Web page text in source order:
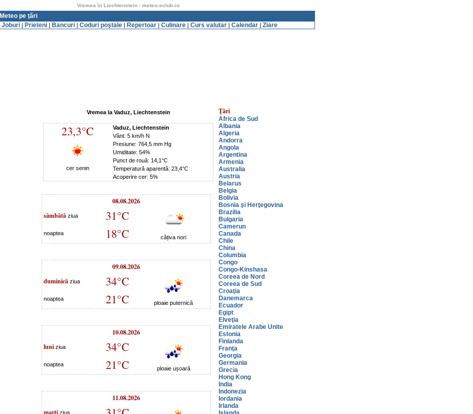
Vremea în Liechtenstein - meteo.eclub.ro
Meteo pe ţări
Joburi | Prieteni | Bancuri | Coduri poştale | Repertoar | Culinare | Curs valutar | Calendar | Ziare
Vremea la Vaduz, Liechtenstein
23,3°C
cer senin
Vaduz, Liechtenstein
Vânt: 5 km/h N
Presiune: 764,5 mm Hg
Umiditate: 54%
Punct de rouă: 14,1°C
Temperatură aparentă: 23,4°C
Acoperire cer: 5%
08.08.2026
sâmbătă ziua 31°C
câțiva nori
noaptea 18°C
09.08.2026
duminică ziua 34°C
ploaie puternică
noaptea 21°C
10.08.2026
luni ziua 34°C
ploaie ușoară
noaptea 21°C
11.08.2026
marţi ziua
Ţări
Africa de Sud
Albania
Algeria
Andorra
Angola
Argentina
Armenia
Australia
Austria
Belarus
Belgia
Bolivia
Bosnia şi Herţegovina
Brazilia
Bulgaria
Camerun
Canada
Chile
China
Columbia
Congo
Congo-Kinshasa
Coreea de Nord
Coreea de Sud
Croaţia
Danemarca
Ecuador
Egipt
Elveţia
Emiratele Arabe Unite
Estonia
Finlanda
Franţa
Georgia
Germania
Grecia
Hong Kong
India
Indonezia
Iordania
Irlanda